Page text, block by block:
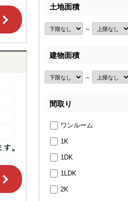
土地面積
～
建物面積
～
間取り
ワンルーム
1K
1DK
1LDK
2K